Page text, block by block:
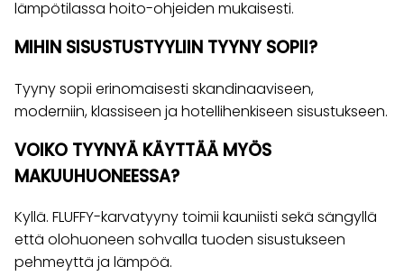
lämpötilassa hoito-ohjeiden mukaisesti.
MIHIN SISUSTUSTYYLIIN TYYNY SOPII?
Tyyny sopii erinomaisesti skandinaaviseen,
moderniin, klassiseen ja hotellihenkiseen sisustukseen.
VOIKO TYYNYÄ KÄYTTÄÄ MYÖS
MAKUUHUONEESSA?
Kyllä. FLUFFY-karvatyyny toimii kauniisti sekä sängyllä
että olohuoneen sohvalla tuoden sisustukseen
pehmeyttä ja lämpöä.